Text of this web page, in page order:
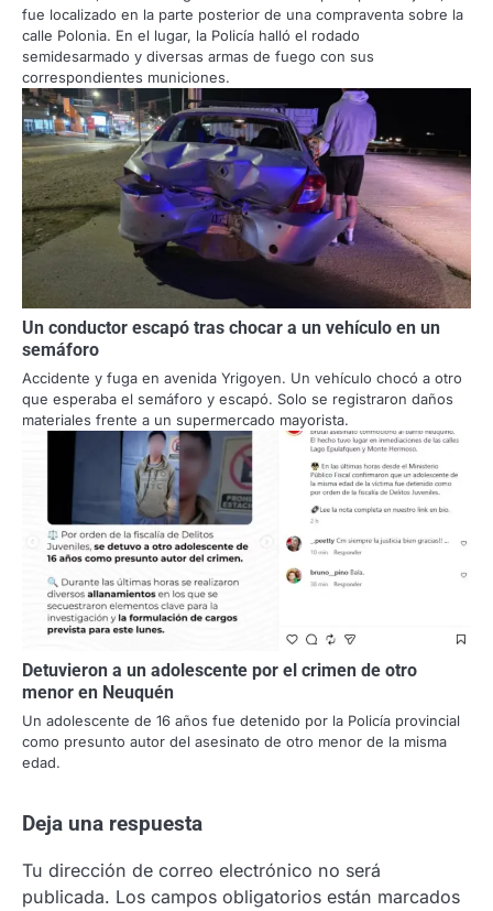
fue localizado en la parte posterior de una compraventa sobre la
calle Polonia. En el lugar, la Policía halló el rodado
semidesarmado y diversas armas de fuego con sus
correspondientes municiones.
Un conductor escapó tras chocar a un vehículo en un
semáforo
Accidente y fuga en avenida Yrigoyen. Un vehículo chocó a otro
que esperaba el semáforo y escapó. Solo se registraron daños
materiales frente a un supermercado mayorista.
Detuvieron a un adolescente por el crimen de otro
menor en Neuquén
Un adolescente de 16 años fue detenido por la Policía provincial
como presunto autor del asesinato de otro menor de la misma
edad.
Deja una respuesta
Tu dirección de correo electrónico no será
publicada. Los campos obligatorios están marcados